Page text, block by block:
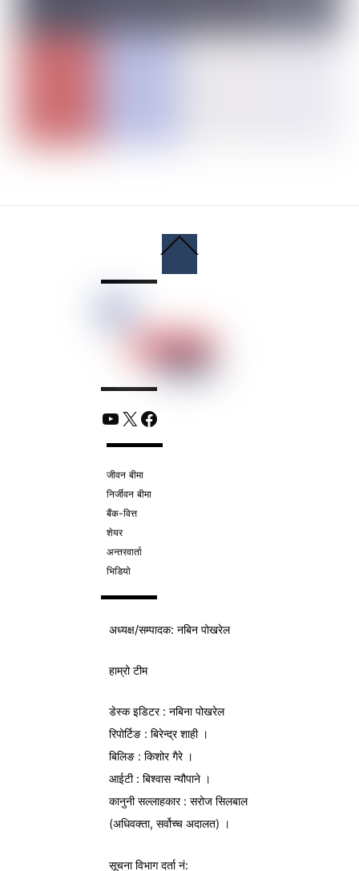
To
YouTube
X Facebook
जीवन बीमा
निर्जीवन बीमा
बैंक-वित्त
शेयर
अन्तरवार्ता
भिडियो
अध्यक्ष/सम्पादक: नबिन पोखरेल
हाम्रो टीम
डेस्क इडिटर : नबिना पोखरेल
रिपोर्टिङ : बिरेन्द्र शाही ।
बिलिङ : किशोर गैरे ।
आईटी : बिश्वास न्यौपाने ।
कानुनी सल्लाहकार : सरोज सिलबाल
(अधिवक्ता, सर्वोच्च अदालत) ।
सूचना विभागदर्ता नं: